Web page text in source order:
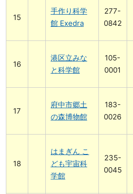
手作り科学
館 Exedra
277-
0842
港区立みな
と科学館
105-
0001
府中市郷土
の森博物館
183-
0026
はまぎん こ
ども宇宙科
学館
235-
0045